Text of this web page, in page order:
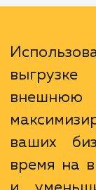
тем самым